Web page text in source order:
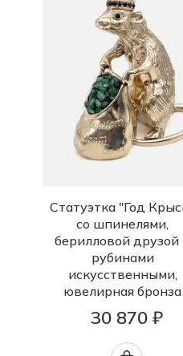
Статуэтка "Год
со шпинелями,
берилловой друзой
рубинами
искусственными,
ювелирная бронза
30 870 ₽